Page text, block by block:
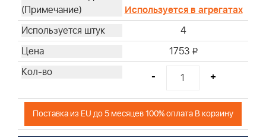
Используется в агрегатах
4
1753 i
- +
Поставка из EU до 5 месяцев 100% оплата В корзину